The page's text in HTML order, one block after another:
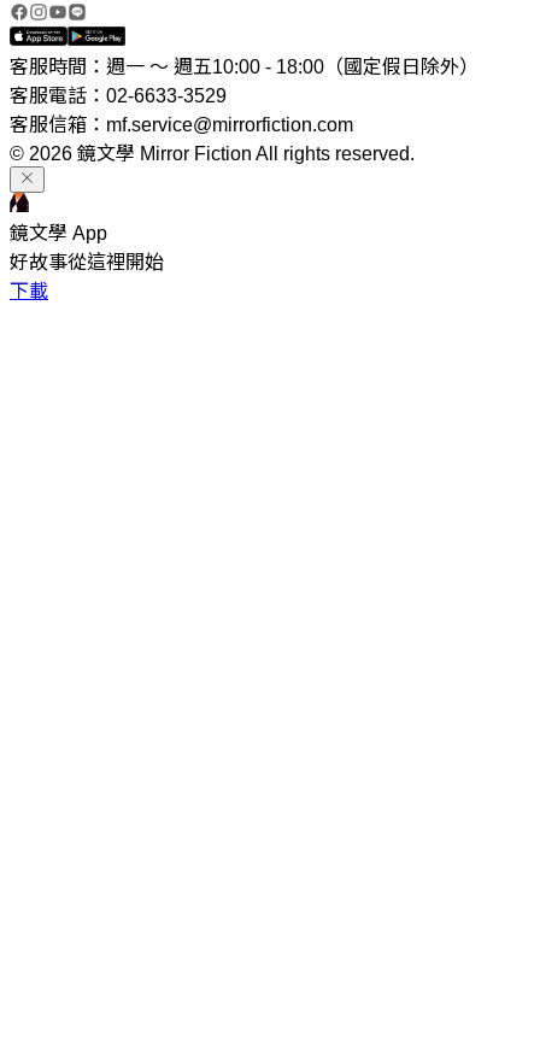
客服時間：週一 ～ 週五10:00 - 18:00（國定假日除外）
客服電話：02-6633-3529
客服信箱：mf.service@mirrorfiction.com
© 2026 鏡文學 Mirror Fiction All rights reserved.
鏡文學 App
好故事從這裡開始
下載